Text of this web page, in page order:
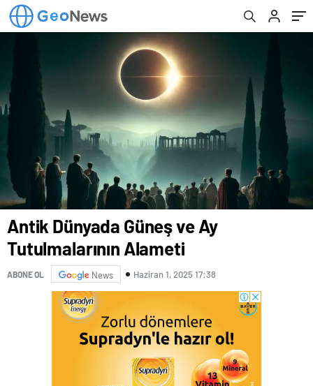
Antik Dünyada Güneş ve Ay
Tutulmalarının Alameti
ABONE OL News Haziran 1, 2025 17:38